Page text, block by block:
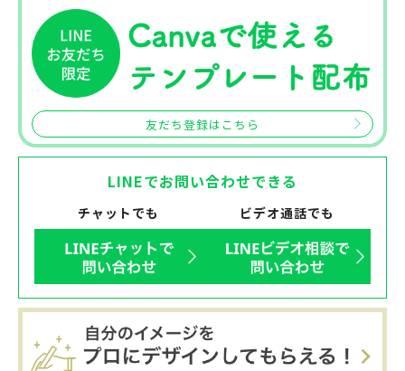
友だち登録はこちら
LINEでお問い合わせできる
チャットでも ビデオ通話でも